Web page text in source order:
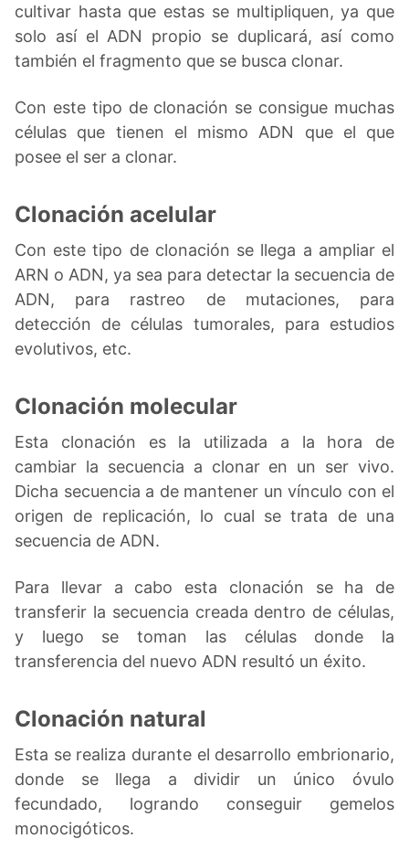
cultivar hasta que estas se multipliquen, ya que
solo así el ADN propio se duplicará, así como
también el fragmento que se busca clonar.
Con este tipo de clonación se consigue muchas
células que tienen el mismo ADN que el que
posee el ser a clonar.
Clonación acelular
Con este tipo de clonación se llega a ampliar el
ARN o ADN, ya sea para detectar la secuencia de
ADN, para rastreo de mutaciones, para
detección de células tumorales, para estudios
evolutivos, etc.
Clonación molecular
Esta clonación es la utilizada a la hora de
cambiar la secuencia a clonar en un ser vivo.
Dicha secuencia a de mantener un vínculo con el
origen de replicación, lo cual se trata de una
secuencia de ADN.
Para llevar a cabo esta clonación se ha de
transferir la secuencia creada dentro de células,
y luego se toman las células donde la
transferencia del nuevo ADN resultó un éxito.
Clonación natural
Esta se realiza durante el desarrollo embrionario,
donde se llega a dividir un único óvulo
fecundado, logrando conseguir gemelos
monocigóticos.